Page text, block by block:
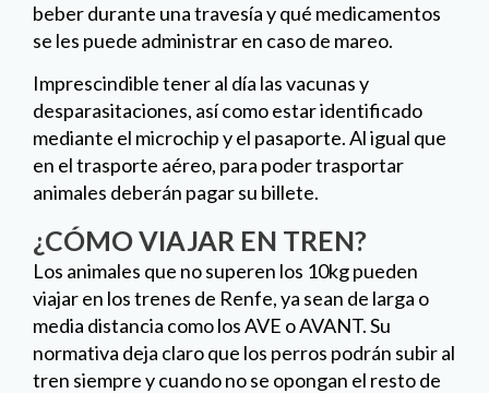
beber durante una travesía y qué medicamentos
se les puede administrar en caso de mareo.
Imprescindible tener al día las vacunas y
desparasitaciones, así como estar identificado
mediante el microchip y el pasaporte. Al igual que
en el trasporte aéreo, para poder trasportar
animales deberán pagar su billete.
¿CÓMO VIAJAR EN TREN?
Los animales que no superen los 10kg pueden
viajar en los trenes de Renfe, ya sean de larga o
media distancia como los AVE o AVANT. Su
normativa deja claro que los perros podrán subir al
tren siempre y cuando no se opongan el resto de